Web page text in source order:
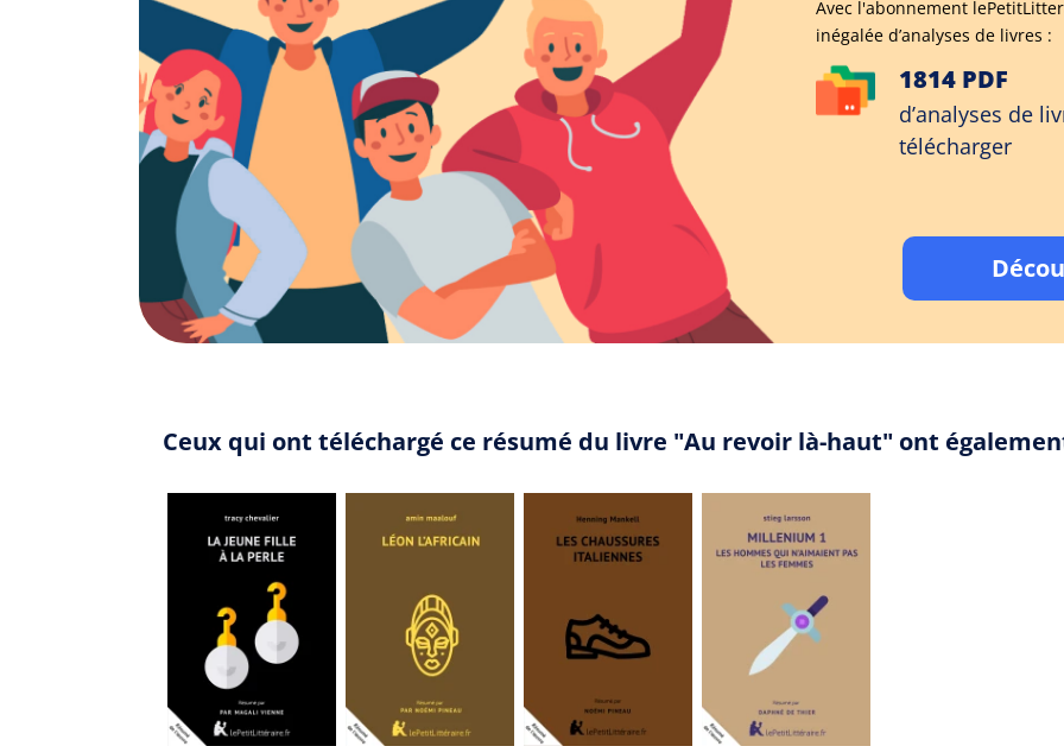
Avec l'abonnement
inégalée d’analyses de livres :
1814 PDF
d’analyses de
télécharger
Ceux qui ont téléchargé ce résumé du livre "Au revoir là-haut" ont